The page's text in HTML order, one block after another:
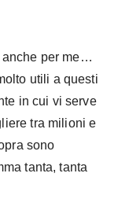
anche per me…
utili a questi
in cui vi serve
tra milioni e
sono
tanta, tanta